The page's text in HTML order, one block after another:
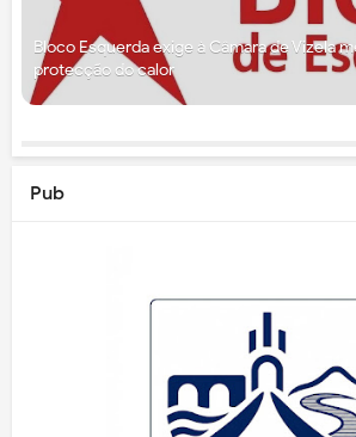
Bloco Esquerda exige à Câmara de Vizela
protecção do calor
Pub